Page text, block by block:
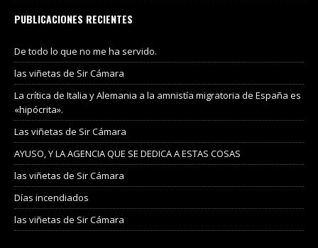
PUBLICACIONES RECIENTES
De todo lo que no me ha servido.
las viñetas de Sir Cámara
La crítica de Italia y Alemania a la amnistía migratoria de España es
«hipócrita».
Las viñetas de Sir Cámara
AYUSO, Y LA AGENCIA QUE SE DEDICA A ESTAS COSAS
las viñetas de Sir Cámara
Días incendiados
las viñetas de Sir Cámara